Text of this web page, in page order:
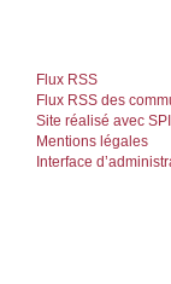
Flux RSS
Flux RSS des
Site réalisé avec
Mentions légales
Interface